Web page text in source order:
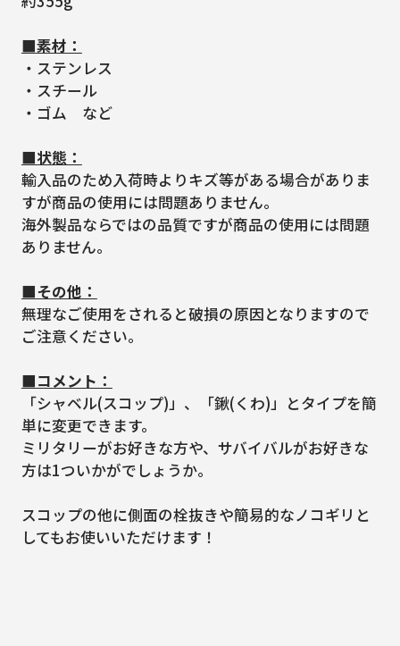
■素材：
・ステンレス
・スチール
・ゴム など
■状態：
輸入品のため入荷時よりキズ等がある場合がありま
すが商品の使用には問題ありません。
海外製品ならではの品質ですが商品の使用には問題
ありません。
■その他：
無理なご使用をされると破損の原因となりますので
ご注意ください。
■コメント：
「シャベル(スコップ)」、「鍬(くわ)」とタイプを簡
単に変更できます。
ミリタリーがお好きな方や、サバイバルがお好きな
方は1ついかがでしょうか。
スコップの他に側面の栓抜きや簡易的なノコギリと
してもお使いいただけます！